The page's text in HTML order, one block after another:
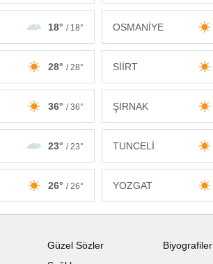
18° / 18° OSMANİYE
28° / 28° SİİRT
36° / 36° ŞIRNAK
23° / 23° TUNCELİ
26° / 26° YOZGAT
Güzel Sözler
Biyografiler